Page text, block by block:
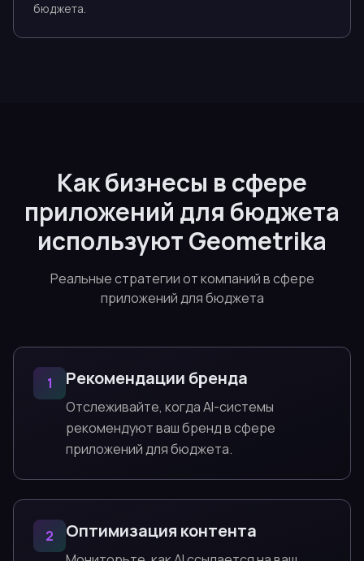
бюджета.
Как бизнесы в сфере
приложений для бюджета
используют Geometrika
Реальные стратегии от компаний в сфере
приложений для бюджета
1 Рекомендации бренда
Отслеживайте, когда AI-системы
рекомендуют ваш бренд в сфере
приложений для бюджета.
2 Оптимизация контента